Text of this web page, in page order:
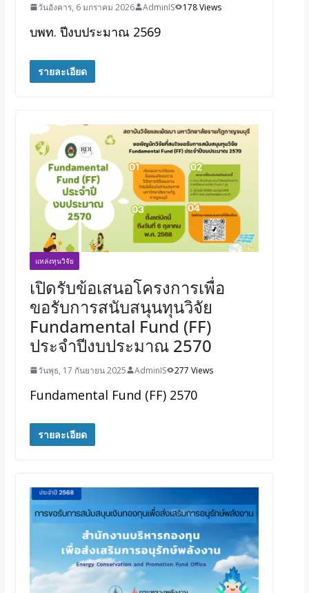
วันอังคาร, 6 มกราคม 2026 AdminIS 178 Views
บพท. ปีงบประมาณ 2569
รายละเอียด
แหล่งทุนวิจัย
เปิดรับข้อเสนอโครงการเพื่อ
ขอรับการสนับสนุนทุนวิจัย
Fundamental Fund (FF)
ประจำปีงบประมาณ 2570
วันพุธ, 17 กันยายน 2025 AdminIS 277 Views
Fundamental Fund (FF) 2570
รายละเอียด